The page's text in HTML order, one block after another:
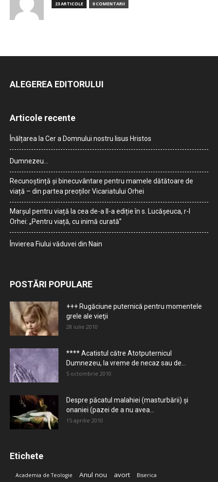
23 ARTICOLE 0 COMENTARII
ALEGEREA EDITORULUI
Articole recente
Înălțarea la Cer a Domnului nostru Iisus Hristos
Dumnezeu…
Recunoștință și binecuvântare pentru mamele dătătoare de
viață – din partea preoților Vicariatului Orhei
Marșul pentru viață la cea de-a II-a ediție în s. Lucășeuca, r-l
Orhei: „Pentru viață, cu inimă curată”
Învierea Fiului văduvei din Nain
POSTĂRI POPULARE
+++ Rugăciune puternică pentru momentele
grele ale vieţii
28 iulie 2010
**** Acatistul către Atotputernicul
Dumnezeu, la vreme de necaz sau de...
5 octombrie 2010
Despre păcatul malahiei (masturbării) şi
onaniei (pazei de a nu avea...
15 aprilie 2010
Etichete
Academia de Teologie Anul nou avort Biserica